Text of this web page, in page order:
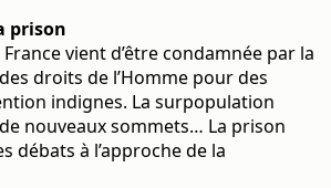
prison
vient d’être condamnée par la
droits de l’Homme pour des
indignes. La surpopulation
nouveaux sommets… La prison
débats à l’approche de la